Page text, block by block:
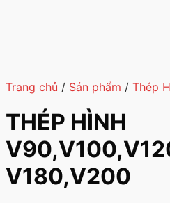
Trang chủ / Sản phẩm / Thép
THÉP HÌNH
V180,V200